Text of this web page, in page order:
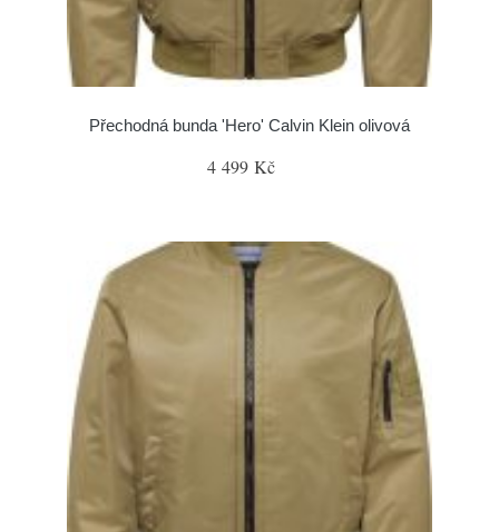
Přechodná bunda 'Hero' Calvin Klein olivová
4 499 Kč